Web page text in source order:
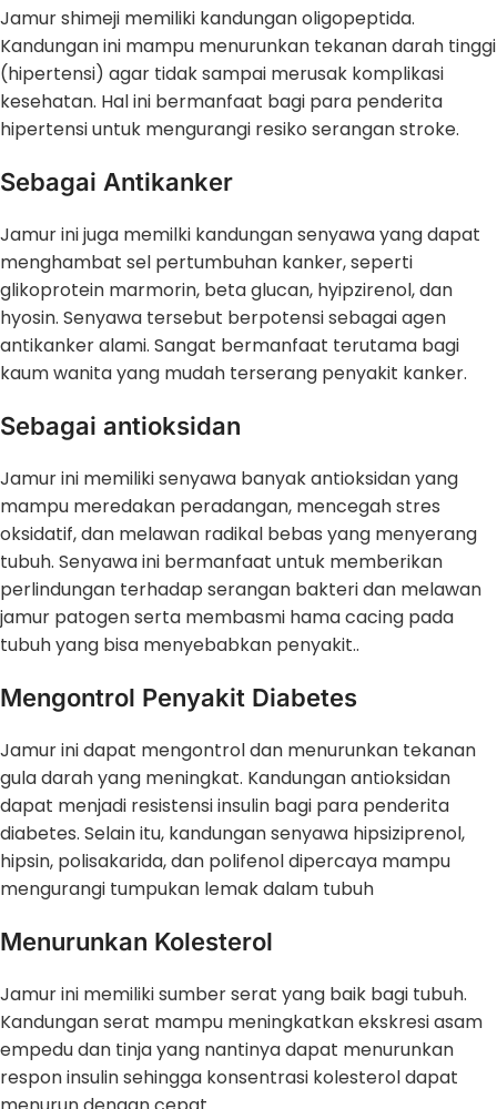
Jamur shimeji memiliki kandungan oligopeptida.
Kandungan ini mampu menurunkan tekanan darah tinggi
(hipertensi) agar tidak sampai merusak komplikasi
kesehatan. Hal ini bermanfaat bagi para penderita
hipertensi untuk mengurangi resiko serangan stroke.
Sebagai Antikanker
Jamur ini juga memilki kandungan senyawa yang dapat
menghambat sel pertumbuhan kanker, seperti
glikoprotein marmorin, beta glucan, hyipzirenol, dan
hyosin. Senyawa tersebut berpotensi sebagai agen
antikanker alami. Sangat bermanfaat terutama bagi
kaum wanita yang mudah terserang penyakit kanker.
Sebagai antioksidan
Jamur ini memiliki senyawa banyak antioksidan yang
mampu meredakan peradangan, mencegah stres
oksidatif, dan melawan radikal bebas yang menyerang
tubuh. Senyawa ini bermanfaat untuk memberikan
perlindungan terhadap serangan bakteri dan melawan
jamur patogen serta membasmi hama cacing pada
tubuh yang bisa menyebabkan penyakit..
Mengontrol Penyakit Diabetes
Jamur ini dapat mengontrol dan menurunkan tekanan
gula darah yang meningkat. Kandungan antioksidan
dapat menjadi resistensi insulin bagi para penderita
diabetes. Selain itu, kandungan senyawa hipsiziprenol,
hipsin, polisakarida, dan polifenol dipercaya mampu
mengurangi tumpukan lemak dalam tubuh
Menurunkan Kolesterol
Jamur ini memiliki sumber serat yang baik bagi tubuh.
Kandungan serat mampu meningkatkan ekskresi asam
empedu dan tinja yang nantinya dapat menurunkan
respon insulin sehingga konsentrasi kolesterol dapat